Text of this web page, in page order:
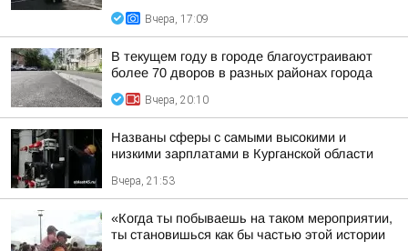
Вчера, 17:09
В текущем году в городе благоустраивают
более 70 дворов в разных районах города
Вчера, 20:10
Названы сферы с самыми высокими и
низкими зарплатами в Курганской области
Вчера, 21:53
«Когда ты побываешь на таком мероприятии,
ты становишься как бы частью этой истории